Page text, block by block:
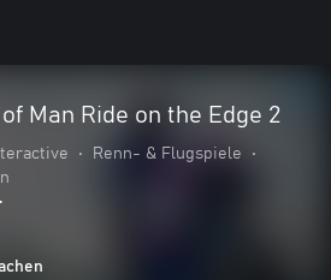
Man Ride on the Edge 2
• Renn- & Flugspiele
•